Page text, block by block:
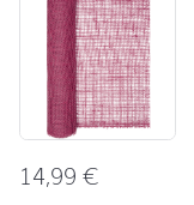
14,99€